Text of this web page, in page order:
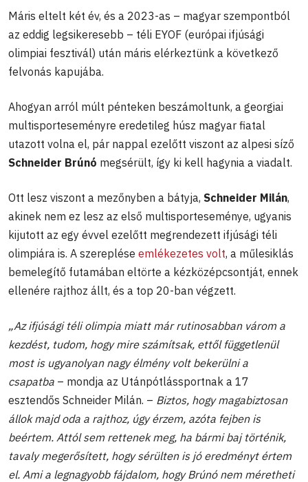
Máris eltelt két év, és a 2023-as – magyar szempontból
az eddig legsikeresebb – téli EYOF (európai ifjúsági
olimpiai fesztivál) után máris elérkeztünk a következő
felvonás kapujába.
Ahogyan arról múlt pénteken beszámoltunk, a georgiai
multisporteseményre eredetileg húsz magyar fiatal
utazott volna el, pár nappal ezelőtt viszont az alpesi síző
Schneider Brúnó megsérült, így ki kell hagynia a viadalt.
Ott lesz viszont a mezőnyben a bátyja, Schneider Milán,
akinek nem ez lesz az első multisporteseménye, ugyanis
kijutott az egy évvel ezelőtt megrendezett ifjúsági téli
olimpiára is. A szereplése emlékezetes volt, a műlesiklás
bemelegítő futamában eltörte a kézközépcsontját, ennek
ellenére rajthoz állt, és a top 20-ban végzett.
„Az ifjúsági téli olimpia miatt már rutinosabban várom a
kezdést, tudom, hogy mire számítsak, ettől függetlenül
most is ugyanolyan nagy élmény volt bekerülni a
csapatba – mondja az Utánpótlássportnak a 17
esztendős Schneider Milán. – Biztos, hogy magabiztosan
állok majd oda a rajthoz, úgy érzem, azóta fejben is
beértem. Attól sem rettenek meg, ha bármi baj történik,
tavaly megerősített, hogy sérülten is jó eredményt értem
el. Ami a legnagyobb fájdalom, hogy Brúnó nem méretheti